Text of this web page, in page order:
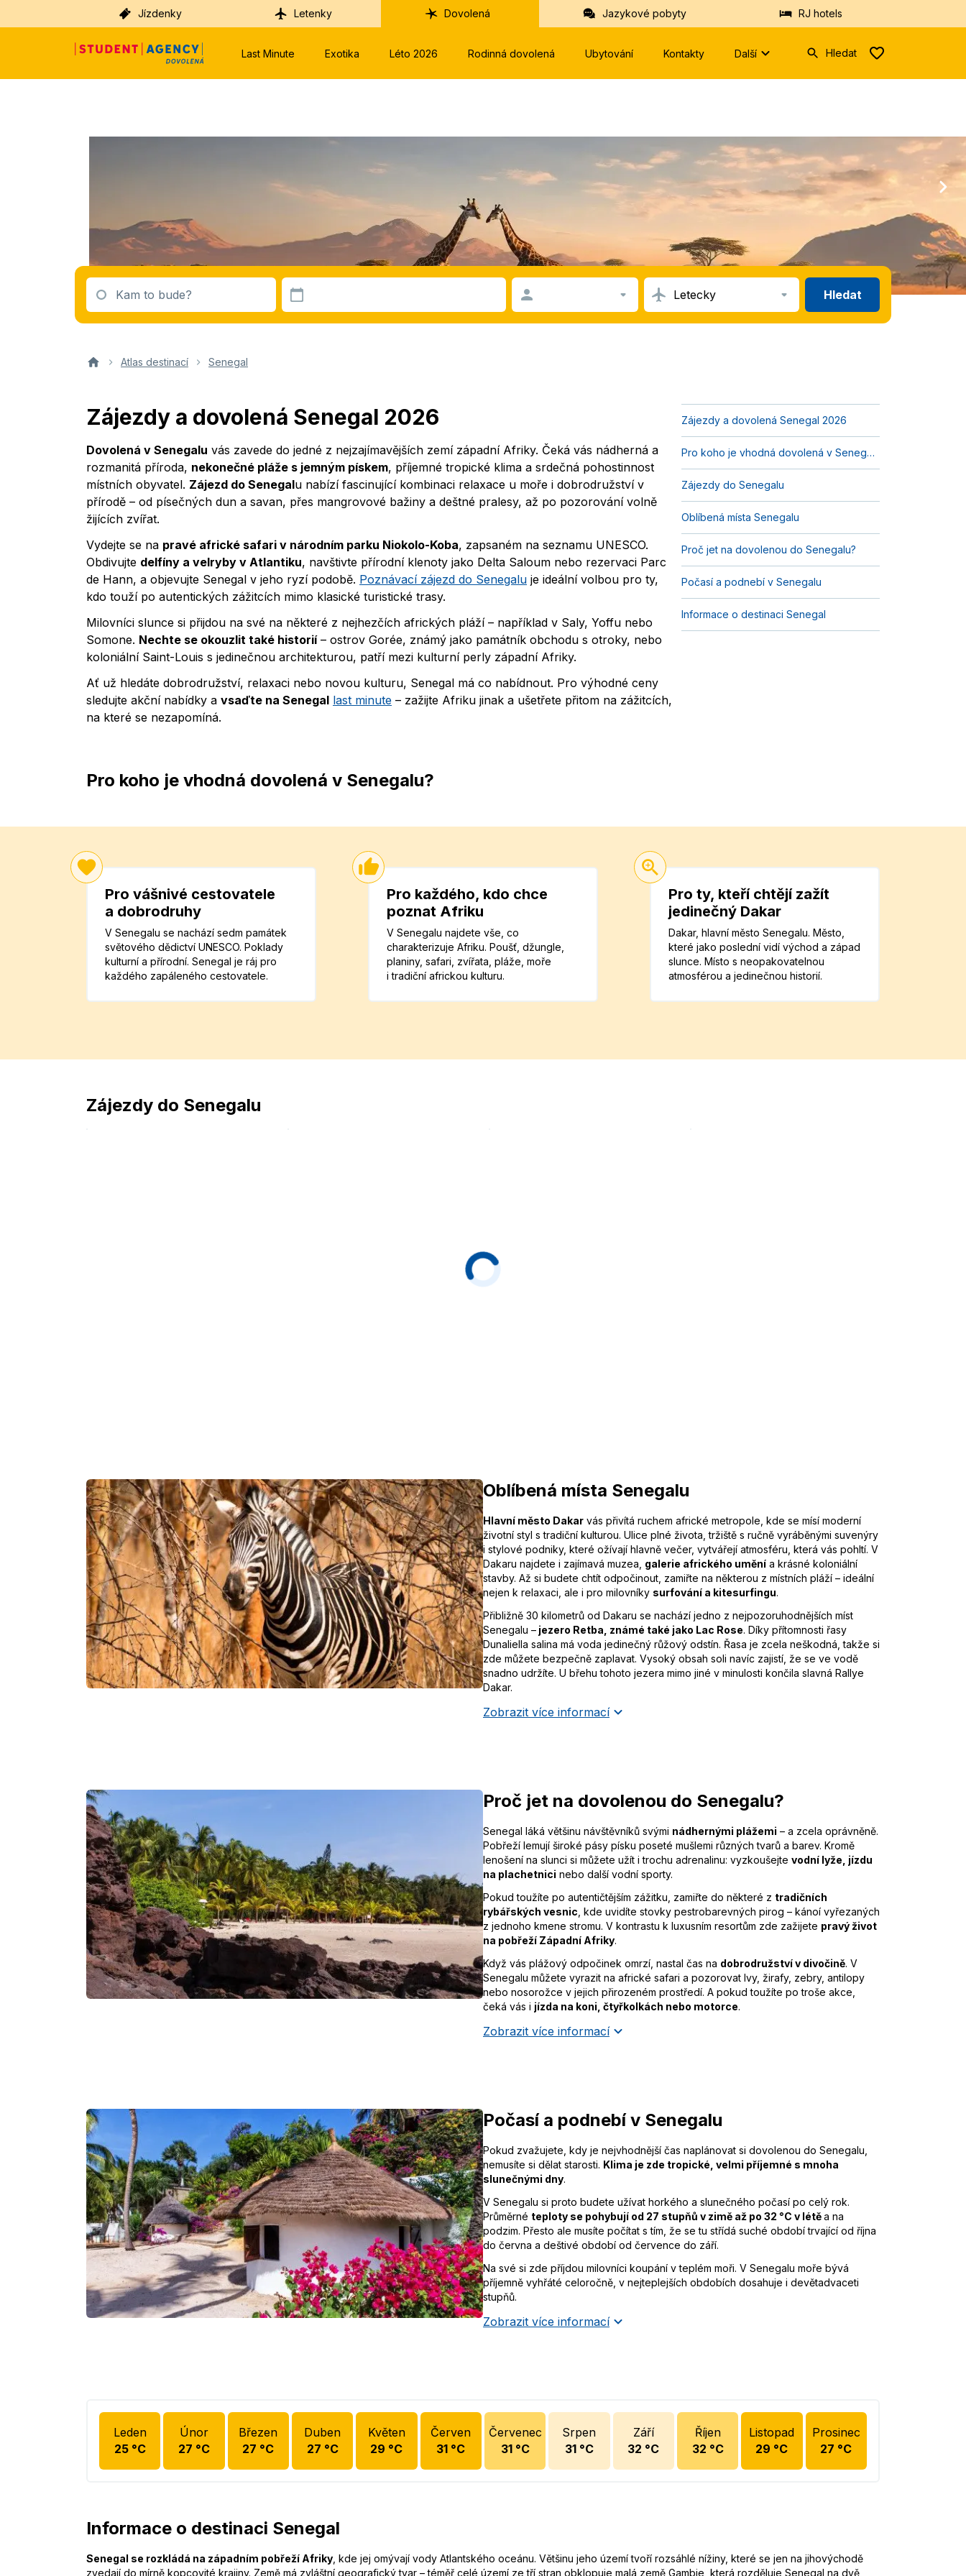
Jízdenky Letenky Dovolená Jazykové pobyty RJ hotels
Last Minute Exotika Léto 2026 Rodinná dovolená Ubytování Kontakty Další Hledat
znaky.
Vyhledáme
Vám
hotely
destinace
z
databáze.
Kam to bude? Letecky Hledat
Atlas destinací Senegal
Zájezdy a dovolená Senegal 2026
Dovolená v Senegalu vás zavede do jedné z nejzajímavějších zemí západní Afriky. Čeká vás nádherná a
rozmanitá příroda, nekonečné pláže s jemným pískem, příjemné tropické klima a srdečná pohostinnost
místních obyvatel. Zájezd do Senegalu nabízí fascinující kombinaci relaxace u moře i dobrodružství v
přírodě – od písečných dun a savan, přes mangrovové bažiny a deštné pralesy, až po pozorování volně
žijících zvířat.
Vydejte se na pravé africké safari v národním parku Niokolo-Koba, zapsaném na seznamu UNESCO.
Obdivujte delfíny a velryby v Atlantiku, navštivte přírodní klenoty jako Delta Saloum nebo rezervaci Parc
de Hann, a objevujte Senegal v jeho ryzí podobě. Poznávací zájezd do Senegalu je ideální volbou pro ty,
kdo touží po autentických zážitcích mimo klasické turistické trasy.
Milovníci slunce si přijdou na své na některé z nejhezčích afrických pláží – například v Saly, Yoffu nebo
Somone. Nechte se okouzlit také historií– ostrov Gorée, známý jako památník obchodu s otroky, nebo
koloniální Saint-Louis s jedinečnou architekturou, patří mezi kulturní perly západní Afriky.
Ať už hledáte dobrodružství, relaxaci nebo novou kulturu, Senegal má co nabídnout. Pro výhodné ceny
sledujte akční nabídky a vsaďte na Senegal last minute – zažijte Afriku jinak a ušetřete přitom na zážitcích,
na které se nezapomíná.
Zájezdy a dovolená Senegal 2026
Pro koho je vhodná dovolená v Senegalu?
Zájezdy do Senegalu
Oblíbená místa Senegalu
Proč jet na dovolenou do Senegalu?
Počasí a podnebí v Senegalu
Informace o destinaci Senegal
Pro koho je vhodná dovolená v Senegalu?
Pro vášnivé cestovatele
a dobrodruhy
V Senegalu se nachází sedm památek
světového dědictví UNESCO. Poklady
kulturní a přírodní. Senegal je ráj pro
každého zapáleného cestovatele.
Pro každého, kdo chce
poznat Afriku
V Senegalu najdete vše, co
charakterizuje Afriku. Poušť, džungle,
planiny, safari, zvířata, pláže, moře
i tradiční africkou kulturu.
Pro ty, kteří chtějí zažít
jedinečný Dakar
Dakar, hlavní město Senegalu. Město,
které jako poslední vidí východ a západ
slunce. Místo s neopakovatelnou
atmosférou a jedinečnou historií.
Zájezdy do Senegalu
Oblíbená místa Senegalu
Hlavní město Dakar vás přivítá ruchem africké metropole, kde se mísí moderní
životní styl s tradiční kulturou. Ulice plné života, tržiště s ručně vyráběnými suvenýry
i stylové podniky, které ožívají hlavně večer, vytvářejí atmosféru, která vás pohltí. V
Dakaru najdete i zajímavá muzea, galerie afrického umění a krásné koloniální
stavby. Až si budete chtít odpočinout, zamiřte na některou z místních pláží – ideální
nejen k relaxaci, ale i pro milovníky surfování a kitesurfingu.
Přibližně 30 kilometrů od Dakaru se nachází jedno z nejpozoruhodnějších míst
Senegalu – jezero Retba, známé také jako Lac Rose. Díky přítomnosti řasy
Dunaliella salina má voda jedinečný růžový odstín. Řasa je zcela neškodná, takže si
zde můžete bezpečně zaplavat. Vysoký obsah soli navíc zajistí, že se ve vodě
snadno udržíte. U břehu tohoto jezera mimo jiné v minulosti končila slavná Rallye
Dakar.
Zobrazit více informací
Proč jet na dovolenou do Senegalu?
Senegal láká většinu návštěvníků svými nádhernými plážemi – a zcela oprávněně.
Pobřeží lemují široké pásy písku poseté mušlemi různých tvarů a barev. Kromě
lenošení na slunci si můžete užít i trochu adrenalinu: vyzkoušejte vodní lyže, jízdu
na plachetnici nebo další vodní sporty.
Pokud toužíte po autentičtějším zážitku, zamiřte do některé z tradičních
rybářských vesnic , kde uvidíte stovky pestrobarevných pirog – kánoí vyřezaných
z jednoho kmene stromu. V kontrastu k luxusním resortům zde zažijete pravý život
na pobřeží Západní Afriky.
Když vás plážový odpočinek omrzí, nastal čas na dobrodružství v divočině. V
Senegalu můžete vyrazit na africké safari a pozorovat lvy, žirafy, zebry, antilopy
nebo nosorožce v jejich přirozeném prostředí. A pokud toužíte po troše akce,
čeká vás i jízda na koni, čtyřkolkách nebo motorce.
Zobrazit více informací
Počasí a podnebí v Senegalu
Pokud zvažujete, kdy je nejvhodnější čas naplánovat si dovolenou do Senegalu,
nemusíte si dělat starosti. Klima je zde tropické, velmi příjemné s mnoha
slunečnými dny.
V Senegalu si proto budete užívat horkého a slunečného počasí po celý rok.
Průměrné teploty se pohybují od 27 stupňů v zimě až po 32 °C v létěa na
podzim. Přesto ale musíte počítat s tím, že se tu střídá suché období trvající od října
do června a deštivé období od července do září.
Na své si zde příjdou milovníci koupání v teplém moři. V Senegalu moře bývá
příjemně vyhřáté celoročně, v nejteplejších obdobích dosahuje i devětadvaceti
stupňů.
Zobrazit více informací
Leden
25°C
Únor
27 °C
Březen
27 °C
Duben
27 °C
Květen
29 °C
Červen
31 °C
Červenec
31°C
Srpen
31°C
Září
32 °C
Říjen
32 °C
Listopad
29 °C
Prosinec
27 °C
Informace o destinaci Senegal
Senegal se rozkládá na západním pobřeží Afriky , kde jej omývají vody Atlantského oceánu. Většinu jeho území tvoří rozsáhlé nížiny, které se jen na jihovýchodě
zvedají do mírně kopcovité krajiny. Země má zvláštní geografický tvar – téměř celé území ze tří stran obklopuje malá země Gambie, která rozděluje Senegal na dvě